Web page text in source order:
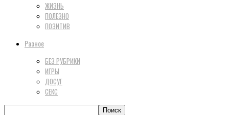
ЖИЗНЬ
ПОЛЕЗНО
ПОЗИТИВ
Разное
БЕЗ РУБРИКИ
ИГРЫ
ДОСУГ
СЕКС